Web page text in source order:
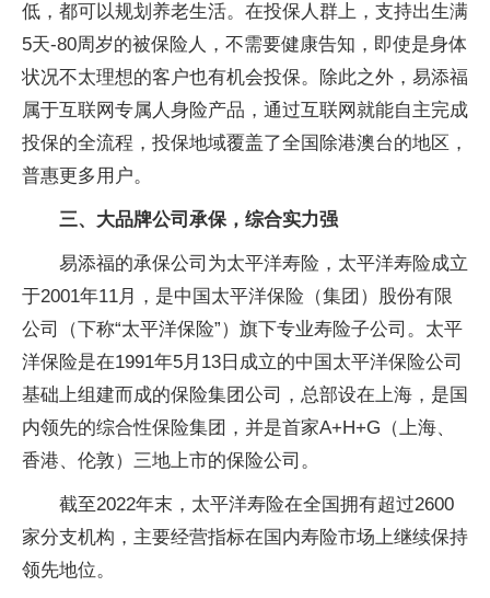
低，都可以规划养老生活。在投保人群上，支持出生满
5天-80周岁的被保险人，不需要健康告知，即使是身体
状况不太理想的客户也有机会投保。除此之外，易添福
属于互联网专属人身险产品，通过互联网就能自主完成
投保的全流程，投保地域覆盖了全国除港澳台的地区，
普惠更多用户。
三、大品牌公司承保，综合实力强
易添福的承保公司为太平洋寿险，太平洋寿险成立
于2001年11月，是中国太平洋保险（集团）股份有限
公司（下称“太平洋保险”）旗下专业寿险子公司。太平
洋保险是在1991年5月13日成立的中国太平洋保险公司
基础上组建而成的保险集团公司，总部设在上海，是国
内领先的综合性保险集团，并是首家A+H+G（上海、
香港、伦敦）三地上市的保险公司。
截至2022年末，太平洋寿险在全国拥有超过2600
家分支机构，主要经营指标在国内寿险市场上继续保持
领先地位。